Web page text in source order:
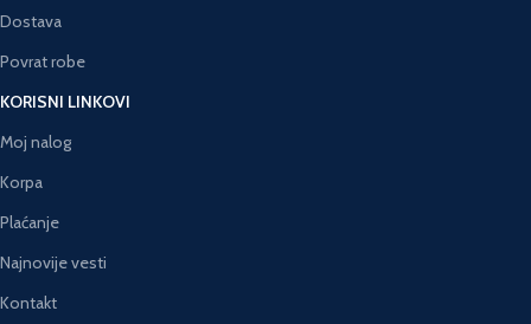
Dostava
Povrat robe
KORISNI LINKOVI
Moj nalog
Korpa
Plaćanje
Najnovije vesti
Kontakt